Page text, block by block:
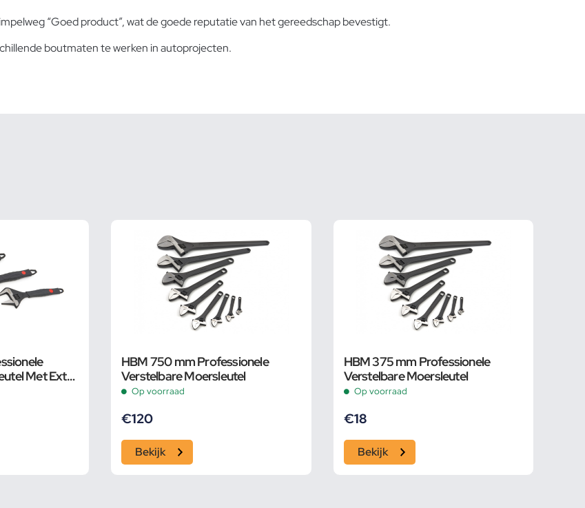
“Goed product”, wat de goede reputatie van het gereedschap bevestigt.
boutmaten te werken in autoprojecten.
Met Extra
Smalle Bek
HBM 750 mm Professionele
Verstelbare Moersleutel
Op voorraad
€120
Bekijk
HBM 375 mm Professionele
Verstelbare Moersleutel
Op voorraad
€18
Bekijk